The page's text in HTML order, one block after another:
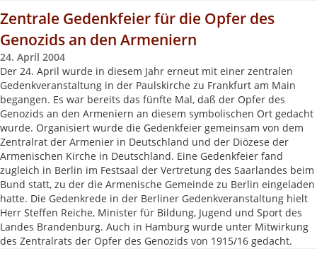
Zentrale Gedenkfeier für die Opfer des
Genozids an den Armeniern
24. April 2004
Der 24. April wurde in diesem Jahr erneut mit einer zentralen
Gedenkveranstaltung in der Paulskirche zu Frankfurt am Main
begangen. Es war bereits das fünfte Mal, daß der Opfer des
Genozids an den Armeniern an diesem symbolischen Ort gedacht
wurde. Organisiert wurde die Gedenkfeier gemeinsam von dem
Zentralrat der Armenier in Deutschland und der Diözese der
Armenischen Kirche in Deutschland. Eine Gedenkfeier fand
zugleich in Berlin im Festsaal der Vertretung des Saarlandes beim
Bund statt, zu der die Armenische Gemeinde zu Berlin eingeladen
hatte. Die Gedenkrede in der Berliner Gedenkveranstaltung hielt
Herr Steffen Reiche, Minister für Bildung, Jugend und Sport des
Landes Brandenburg. Auch in Hamburg wurde unter Mitwirkung
des Zentralrats der Opfer des Genozids von 1915/16 gedacht.